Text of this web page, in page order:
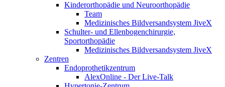
Kinderorthopädie und Neuroorthopädie
Team
Medizinisches Bildversandsystem JiveX
Schulter- und Ellenbogenchirurgie,
Sportorthopädie
Medizinisches Bildversandsystem JiveX
Zentren
Endoprothetikzentrum
AlexOnline - Der Live-Talk